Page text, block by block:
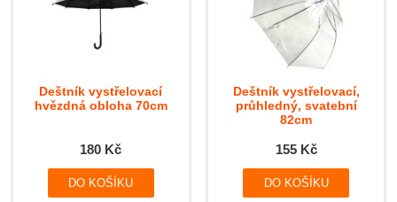
Deštník vystřelovací
hvězdná obloha 70cm
180 Kč
Deštník vystřelovací,
průhledný, svatební
82cm
155 Kč